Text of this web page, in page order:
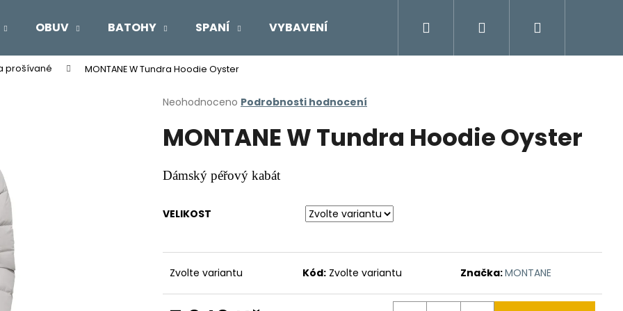
OBUV BATOHY SPANÍ VYBAVENÍ Moje objednávka
Přihlášení
prošívané MONTANE W Tundra Hoodie Oyster
Průměrné
produktu
je
z
5
Neohodnoceno Podrobnosti hodnocení
MONTANE W Tundra Hoodie Oyster
Dámský péřový kabát
VELIKOST
Zvolte variantu Kód: Zvolte variantu Značka:MONTANE
Co potřebujete najít?
HLEDAT